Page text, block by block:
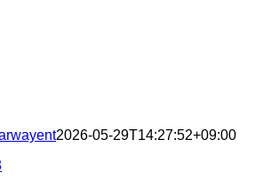
2026-05-29T14:27:52+09:00